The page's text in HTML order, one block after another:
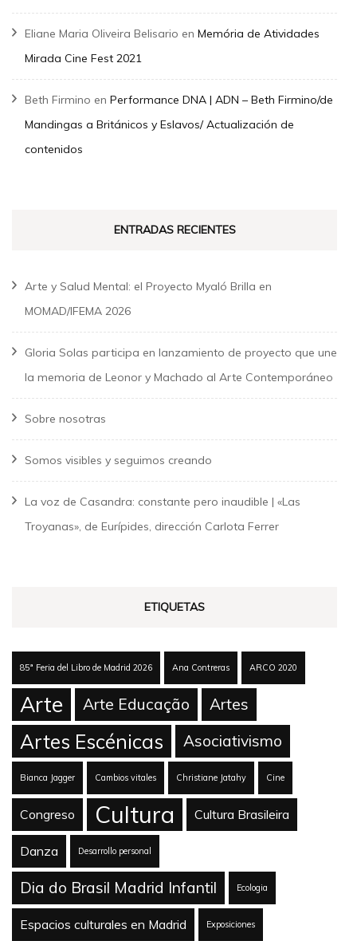
Eliane Maria Oliveira Belisario en Memória de Atividades
Mirada Cine Fest 2021
Beth Firmino en Performance DNA | ADN – Beth Firmino/de
Mandingas a Británicos y Eslavos/ Actualización de
contenidos
ENTRADAS RECIENTES
Arte y Salud Mental: el Proyecto Myaló Brilla en
MOMAD/IFEMA 2026
Gloria Solas participa en lanzamiento de proyecto que une
la memoria de Leonor y Machado al Arte Contemporáneo
Sobre nosotras
Somos visibles y seguimos creando
La voz de Casandra: constante pero inaudible | «Las
Troyanas», de Eurípides, dirección Carlota Ferrer
ETIQUETAS
85ª Feria del Libro de Madrid 2026 Ana Contreras ARCO 2020
Arte Arte Educação Artes
Artes Escénicas Asociativismo
Bianca Jagger Cambios vitales Christiane Jatahy Cine
Congreso Cultura Cultura Brasileira
Danza Desarrollo personal
Dia do Brasil Madrid Infantil Ecologia
Espacios culturales en Madrid Exposiciones